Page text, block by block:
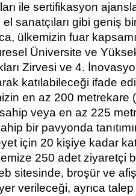
ile sertifikasyon
sanatçıları gibi geniş
ülkemizin fuar
Üniversite ve
Zirvesi ve 4.
katılabileceği ifade
en az 200 metrekare
veya en az 225
bir pavyonda
için 20 kişiye kadar
250 adet ziyaretçi
sitesinde, broşür ve
verileceği, ayrıca